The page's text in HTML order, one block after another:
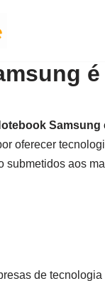
Samsung
oferecer
submetidos aos
de